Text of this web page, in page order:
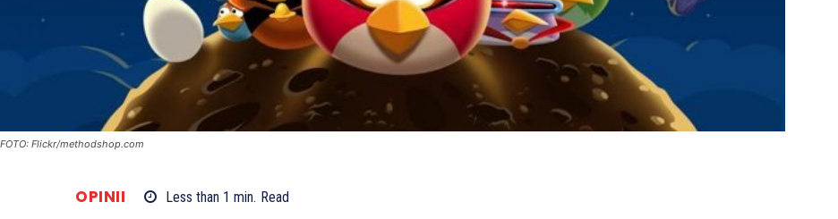
FOTO: Flickr/methodshop.com
OPINII Less than 1 min. Read